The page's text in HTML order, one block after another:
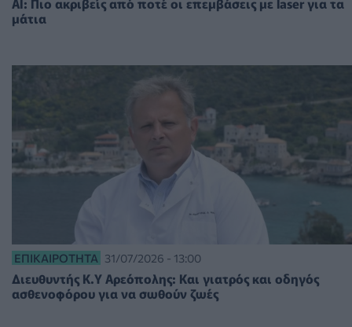
μάτια
ΕΠΙΚΑΙΡΌΤΗΤΑ 31/07/2026 - 13:00
Διευθυντής Κ.Υ Αρεόπολης: Και γιατρός και οδηγός
ασθενοφόρου για να σωθούν ζωές